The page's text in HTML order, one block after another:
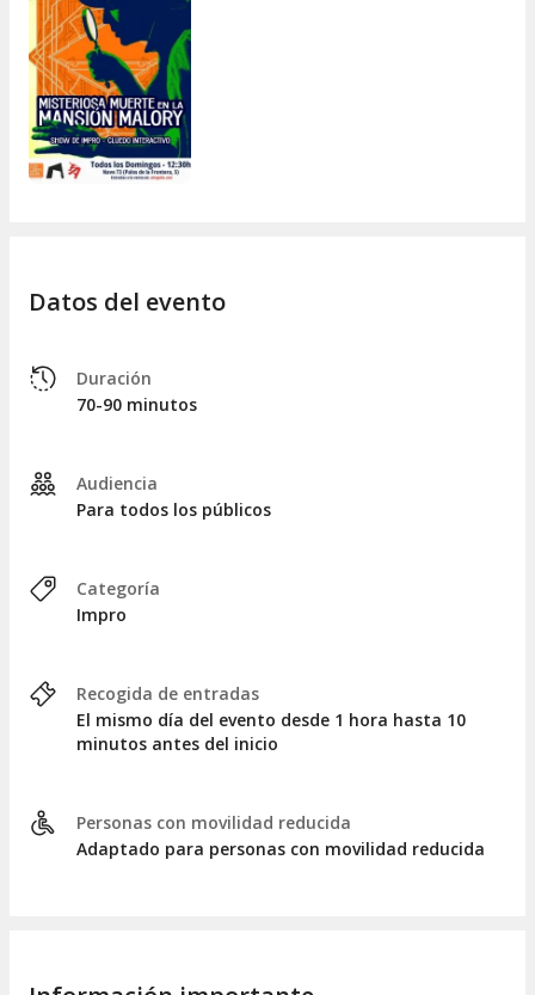
Elenco: Calambur Teatro y Calambur La Escuela
Datos del evento
Duración
70-90 minutos
Audiencia
Para todos los públicos
Categoría
Impro
Recogida de entradas
El mismo día del evento desde 1 hora hasta 10
minutos antes del inicio
Personas con movilidad reducida
Adaptado para personas con movilidad reducida